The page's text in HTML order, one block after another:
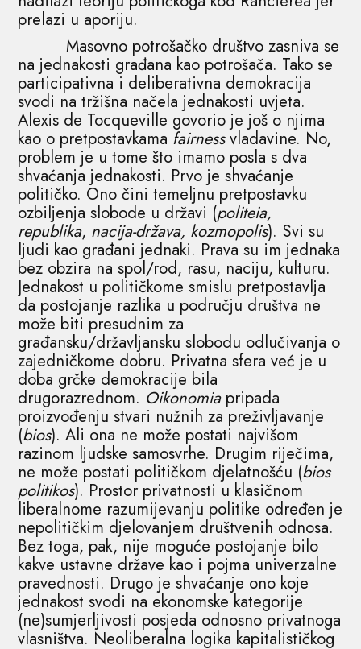
prelazi u aporiju.
Masovno potrošačko društvo zasniva se
na jednakosti građana kao potrošača. Tako se
participativna i deliberativna demokracija
svodi na tržišna načela jednakosti uvjeta.
Alexis de Tocqueville govorio je još o njima
kao o pretpostavkama fairnessvladavine. No,
problem je u tome što imamo posla s dva
shvaćanja jednakosti. Prvo je shvaćanje
političko. Ono čini temeljnu pretpostavku
ozbiljenja slobode u državi (politeia,
republika, nacija-država, kozmopolis). Svi su
ljudi kao građani jednaki. Prava su im jednaka
bez obzira na spol/rod, rasu, naciju, kulturu.
Jednakost u političkome smislu pretpostavlja
da postojanje razlika u području društva ne
može biti presudnim za
građansku/državljansku slobodu odlučivanja o
zajedničkome dobru. Privatna sfera već je u
doba grčke demokracije bila
drugorazrednom. Oikonomiapripada
proizvođenju stvari nužnih za preživljavanje
(bios). Ali ona ne može postati najvišom
razinom ljudske samosvrhe. Drugim riječima,
ne može postati političkom djelatnošću (bios
politikos). Prostor privatnosti u klasičnom
liberalnome razumijevanju politike određen je
nepolitičkim djelovanjem društvenih odnosa.
Bez toga, pak, nije moguće postojanje bilo
kakve ustavne države kao i pojma univerzalne
pravednosti. Drugo je shvaćanje ono koje
jednakost svodi na ekonomske kategorije
(ne)sumjerljivosti posjeda odnosno privatnoga
vlasništva. Neoliberalna logika kapitalističkog